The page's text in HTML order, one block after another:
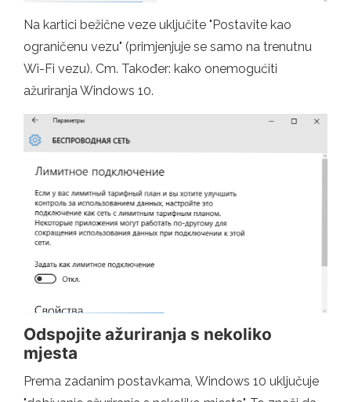
Na kartici bežične veze uključite "Postavite kao
ograničenu vezu" (primjenjuje se samo na trenutnu
Wi-Fi vezu). Cm. Također: kako onemogućiti
ažuriranja Windows 10.
Odspojite ažuriranja s nekoliko
mjesta
Prema zadanim postavkama, Windows 10 uključuje